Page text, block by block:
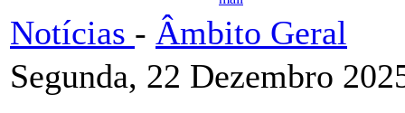
Notícias - Âmbito Geral
Segunda, 22 Dezembro